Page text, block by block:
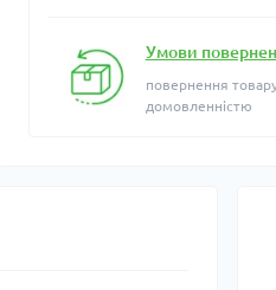
Умови
повернення
домовленністю